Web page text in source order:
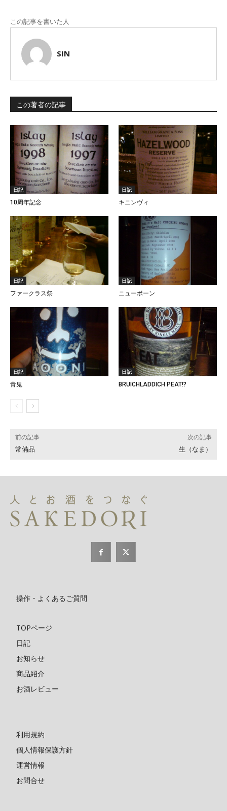
この記事を書いた人
SIN
この著者の記事
日記
10周年記念
日記
キニンヴィ
日記
ファークラス祭
日記
ニューボーン
日記
青鬼
日記
BRUICHLADDICH PEAT!?
前の記事
常備品
次の記事
生（なま）
操作・よくあるご質問
TOPページ
日記
お知らせ
商品紹介
お酒レビュー
利用規約
個人情報保護方針
運営情報
お問合せ